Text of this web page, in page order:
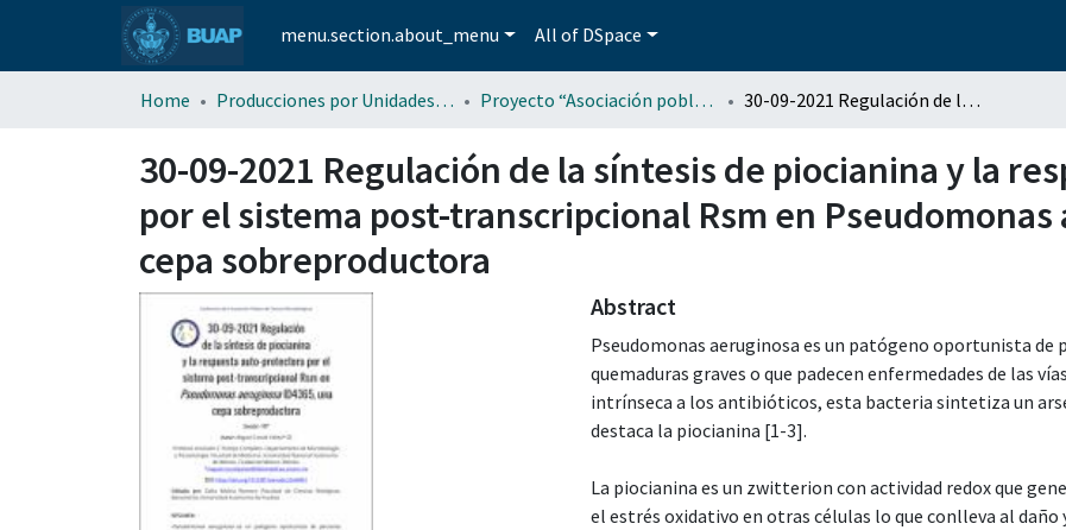
menu.section.about_menu All of DSpace
Home Producciones por Unidades Académicas Proyecto “Asociación poblana de Ciencias Microbiológicas” . (APCM) 30-09-2021 Regulación de la síntesis de piocianina y la respuesta auto-protectora por el sistema post-transcripcional Rsm en Pseudomonas aeruginosa ID4365, una cepa sobreproductora
30-09-2021 Regulación de la síntesis de piocianina y la
por el sistema post-transcripcional Rsm en Pseudomonas
cepa sobreproductora
Abstract
Pseudomonas aeruginosa es un patógeno oportunista
quemaduras graves o que padecen enfermedades de las
intrínseca a los antibióticos, esta bacteria sintetiza un
destaca la piocianina [1-3].
La piocianina es un zwitterion con actividad redox que
el estrés oxidativo en otras células lo que conlleva al